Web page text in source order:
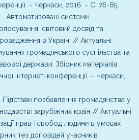
– Черкаси, 2016. – С. 76-85.
Автоматизовані системи
світовий досвід та
в Україні // Актуальні
громадянського суспільства та
держави: Збірник матеріалів
інтернет-конференції. – Черкаси,
позбавлення громадянства у
зарубіжних країн // Актуальні
прав і свобод людини в умовах
тез доповідей учасників